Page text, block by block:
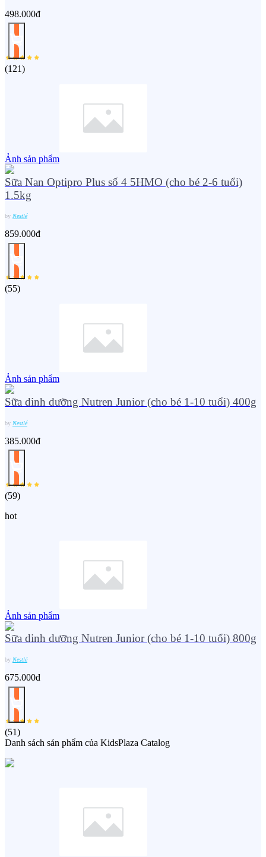
498.000đ
(121)
Ảnh sản phẩm
Sữa Nan Optipro Plus số 4 5HMO (cho bé 2-6 tuổi)
1.5kg
by Nestlé
859.000đ
(55)
Ảnh sản phẩm
Sữa dinh dưỡng Nutren Junior (cho bé 1-10 tuổi) 400g
by Nestlé
385.000đ
(59)
hot
Ảnh sản phẩm
Sữa dinh dưỡng Nutren Junior (cho bé 1-10 tuổi) 800g
by Nestlé
675.000đ
(51)
Danh sách sản phẩm của KidsPlaza Catalog